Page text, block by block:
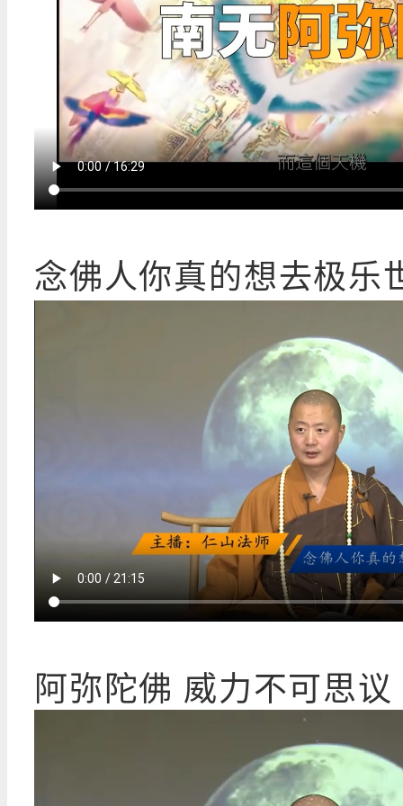
念佛人你真的想去极乐
阿弥陀佛 威力不可思